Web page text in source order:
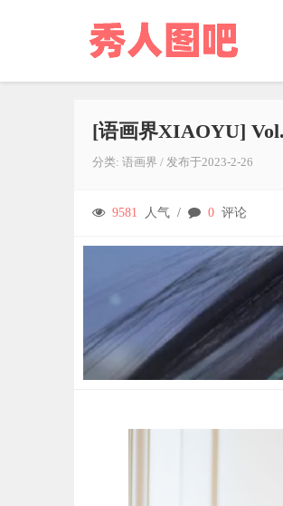
[语画界XIAOYU]
分类: 语画界 / 发布于2023-2-26
9581 人气 / 0 评论